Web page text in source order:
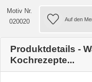
Motiv Nr.
020020
Produktdetails -
Kochrezepte...